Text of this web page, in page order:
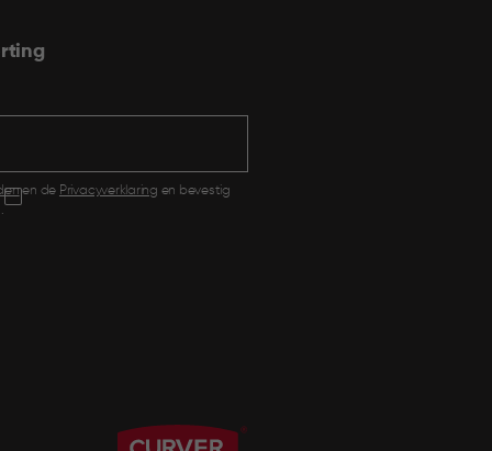
en de Privacyverklaring en bevestig